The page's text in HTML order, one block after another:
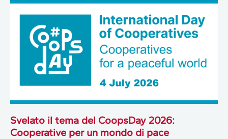
Svelato il tema del CoopsDay 2026:
Cooperative per un mondo di pace